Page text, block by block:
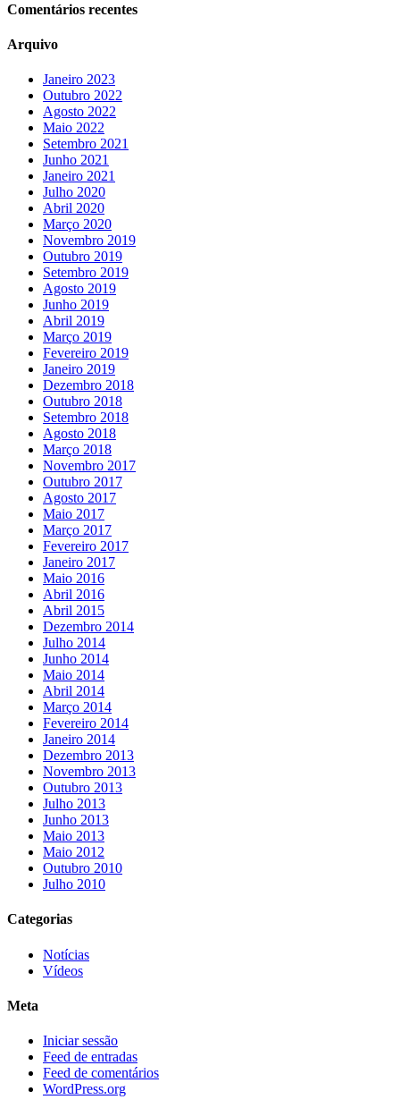
Comentários recentes
Arquivo
Janeiro 2023
Outubro 2022
Agosto 2022
Maio 2022
Setembro 2021
Junho 2021
Janeiro 2021
Julho 2020
Abril 2020
Março 2020
Novembro 2019
Outubro 2019
Setembro 2019
Agosto 2019
Junho 2019
Abril 2019
Março 2019
Fevereiro 2019
Janeiro 2019
Dezembro 2018
Outubro 2018
Setembro 2018
Agosto 2018
Março 2018
Novembro 2017
Outubro 2017
Agosto 2017
Maio 2017
Março 2017
Fevereiro 2017
Janeiro 2017
Maio 2016
Abril 2016
Abril 2015
Dezembro 2014
Julho 2014
Junho 2014
Maio 2014
Abril 2014
Março 2014
Fevereiro 2014
Janeiro 2014
Dezembro 2013
Novembro 2013
Outubro 2013
Julho 2013
Junho 2013
Maio 2013
Maio 2012
Outubro 2010
Julho 2010
Categorias
Notícias
Vídeos
Meta
Iniciar sessão
Feed de entradas
Feed de comentários
WordPress.org